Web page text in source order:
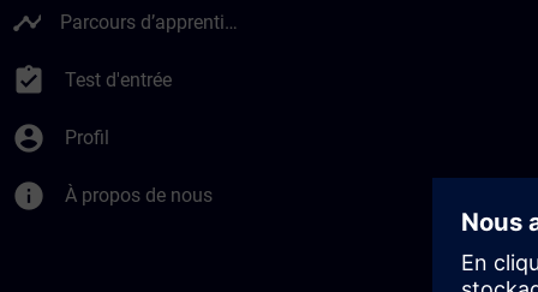
timeline Parcours d’apprentissage
assignment_turned_in Test d'entrée
account_circle Profil
info À propos de nous